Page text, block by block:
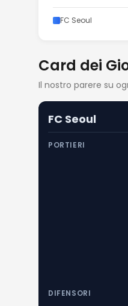
FC Seoul
Card dei
Il nostro parere su
FC Seoul
PORTIERI
DIFENSORI